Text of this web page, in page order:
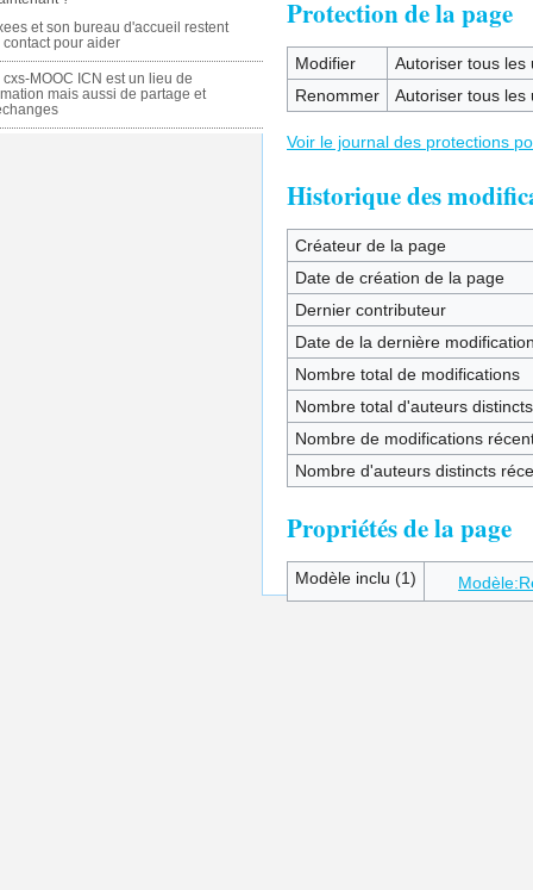
Protection de la page
Modifier
Autoriser tous les
Renommer
Autoriser tous les
Voir le journal des protections
Historique des
Créateur de la page
Date de création de la page
Dernier contributeur
Date de la dernière
Nombre total de modifications
Nombre total d'auteurs distincts
Nombre de modifications
Nombre d'auteurs distincts
Propriétés de la page
Modèle inclu (1)
et son bureau d'accueil restent
contact pour aider
cxs-MOOC ICN est un lieu de
mais aussi de partage et